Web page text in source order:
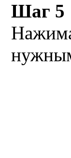
Шаг 5